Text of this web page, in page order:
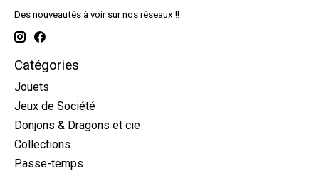
Des nouveautés à voir sur nos réseaux !!
Catégories
Jouets
Jeux de Société
Donjons & Dragons et cie
Collections
Passe-temps